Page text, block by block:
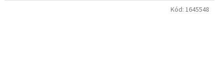
Kód: 1645548